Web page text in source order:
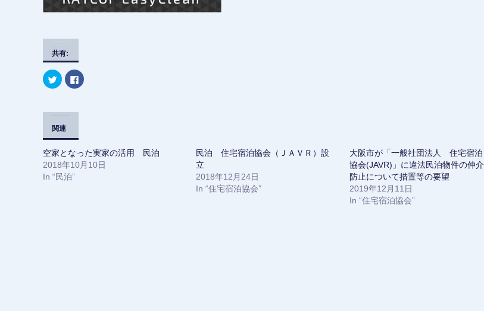
共有:
ク
リ
て
w
i
t
t
e
r
で
共
有
F
a
す
る
に
関連
空家となった実家の活用 民泊
2018年10月10日
In “民泊”
民泊 住宅宿泊協会（ＪＡＶＲ）設
立
2018年12月24日
In “住宅宿泊協会”
大阪市が「一般社団法人 住宅宿泊
協会(JAVR)」に違法民泊物件の仲介
防止について措置等の要望
2019年12月11日
In “住宅宿泊協会”